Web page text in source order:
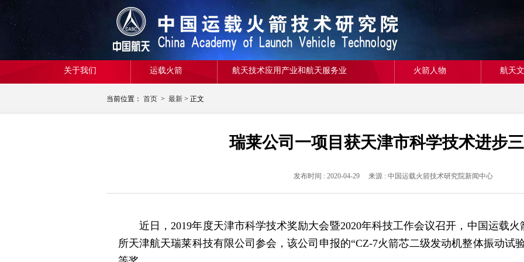
关于我们 运载火箭 航天技术应用产业和航天服务业 火箭人物 航天
当前位置： 首页 > 最新 > 正文
瑞莱公司一项目获天津市科学技术进步
发布时间 : 2020-04-29 来源 : 中国运载火箭技术研究院新闻中心
近日，2019年度天津市科学技术奖励大会暨2020年科技工作会议召开，中国运载火
所天津航天瑞莱科技有限公司参会，该公司申报的“CZ-7火箭芯二级发动机整体振动试